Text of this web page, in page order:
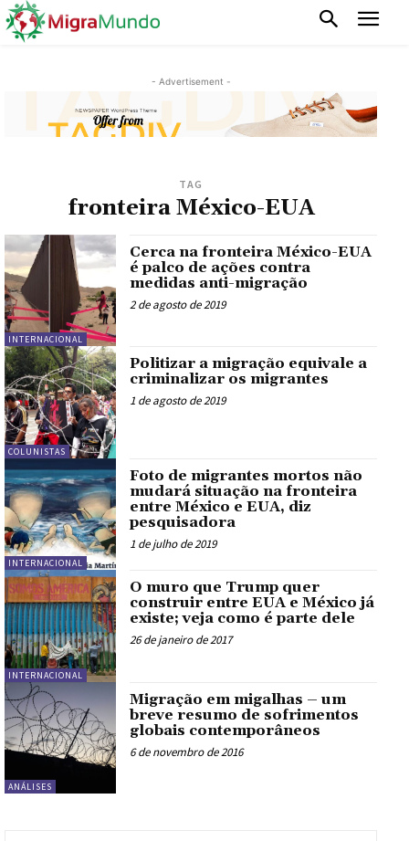
- Advertisement -
TAG
fronteira México-EUA
INTERNACIONAL
Cerca na fronteira México-EUA
é palco de ações contra
medidas anti-migração
2 de agosto de 2019
COLUNISTAS
Politizar a migração equivale a
criminalizar os migrantes
1 de agosto de 2019
INTERNACIONAL
Foto de migrantes mortos não
mudará situação na fronteira
entre México e EUA, diz
pesquisadora
1 de julho de 2019
INTERNACIONAL
O muro que Trump quer
construir entre EUA e México já
existe; veja como é parte dele
26 de janeiro de 2017
ANÁLISES
Migração em migalhas – um
breve resumo de sofrimentos
globais contemporâneos
6 de novembro de 2016